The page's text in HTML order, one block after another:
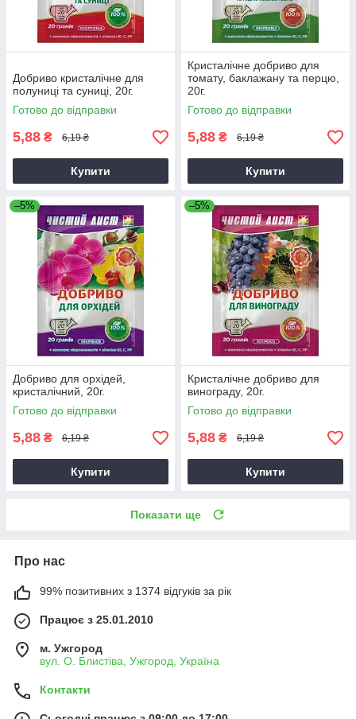
Добриво кристалічне для
полуниці та суниці, 20г.
Готово до відправки
5,88 ₴ 6,19 ₴
Купити
Кристалічне добриво для
томату, баклажану та перцю,
20г.
Готово до відправки
5,88 ₴ 6,19 ₴
Купити
–5%
Добриво для орхідей,
кристалічний, 20г.
Готово до відправки
5,88 ₴ 6,19 ₴
Купити
–5%
Кристалічне добриво для
винограду, 20г.
Готово до відправки
5,88 ₴ 6,19 ₴
Купити
Показати ще
Про нас
99% позитивних з 1374 відгуків за рік
Працює з 25.01.2010
м. Ужгород
вул. О. Блистіва, Ужгород, Україна
Контакти